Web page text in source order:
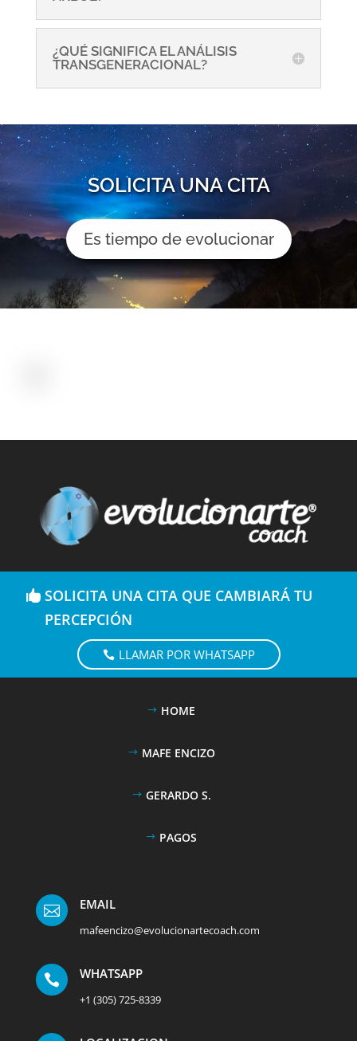
¿QUÉ SIGNIFICA EL ANÁLISIS
TRANSGENERACIONAL?
SOLICITA UNA CITA
Es tiempo de evolucionar
SOLICITA UNA CITA QUE CAMBIARÁ TU
PERCEPCIÓN
LLAMAR POR WHATSAPP
HOME
MAFE ENCIZO
GERARDO S.
PAGOS
 EMAIL
mafeencizo@evolucionartecoach.com
 WHATSAPP
+1 (305) 725-8339